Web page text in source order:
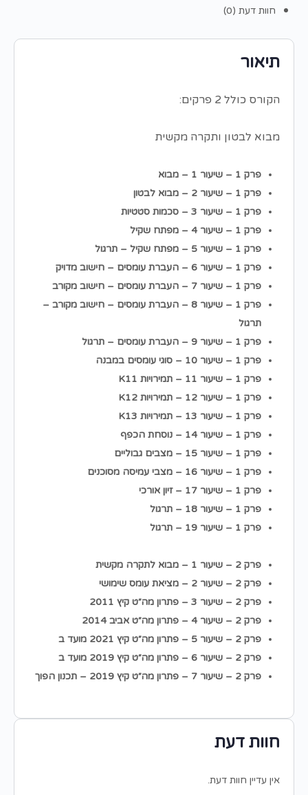
חוות דעת (0)
תיאור
הקורס כולל 2 פרקים:
מבוא לבטון ותקרה מקשית
פרק 1 – שיעור 1 – מבוא
פרק 1 – שיעור 2 – מבוא לבטון
פרק 1 – שיעור 3 – סכמות סטטיות
פרק 1 – שיעור 4 – מפתח שקיל
פרק 1 – שיעור 5 – מפתח שקיל – תרגול
פרק 1 – שיעור 6 – העברת עומסים – חישוב מדויק
פרק 1 – שיעור 7 – העברת עומסים – חישוב מקורב
פרק 1 – שיעור 8 – העברת עומסים – חישוב מקורב –
תרגול
פרק 1 – שיעור 9 – העברת עומסים – תרגול
פרק 1 – שיעור 10 – סוגי עומסים במבנה
פרק 1 – שיעור 11 – תמירויות K11
פרק 1 – שיעור 12 – תמירויות K12
פרק 1 – שיעור 13 – תמירויות K13
פרק 1 – שיעור 14 – נוסחת הכפף
פרק 1 – שיעור 15 – מצבים גבוליים
פרק 1 – שיעור 16 – מצבי עמיסה מסוכנים
פרק 1 – שיעור 17 – זיון אורכי
פרק 1 – שיעור 18 – תרגול
פרק 1 – שיעור 19 – תרגול
פרק 2 – שיעור 1 – מבוא לתקרה מקשית
פרק 2 – שיעור 2 – מציאת עומס שימושי
פרק 2 – שיעור 3 – פתרון מה״ט קיץ 2011
פרק 2 – שיעור 4 – פתרון מה״ט אביב 2014
פרק 2 – שיעור 5 – פתרון מה״ט קיץ 2021 מועד ב
פרק 2 – שיעור 6 – פתרון מה״ט קיץ 2019 מועד ב
פרק
שיעור פתרון מה״ט קיץ תכנון הפוך
חוות דעת
אין עדיין חוות דעת.